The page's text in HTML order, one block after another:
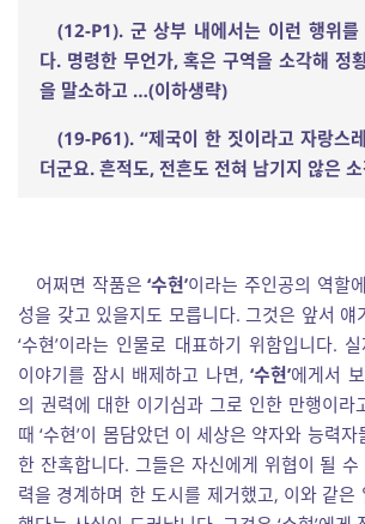
(12-P1). 군 상부 내에서는 이런 행위를
다. 명령한 무언가,혹은 구역을 소각해 정
을 말소하고 …(이하생략)
(19-P61). “제국이 한 짓이라고 자랑스
더군요. 흔적도, 전흔도 전혀 남기지 않은
어쩌면 작품은 ‘수현’이라는 주인공의 역할
성을 갖고 있을지도 모릅니다. 그것은 앞서 얘
‘수현’이라는 인물로 대표하기 위함입니다.
이야기를 잠시 배제하고 나면, ‘수현’에게서
의 권력에 대한 이기심과 그로 인한 만행이라
때 ‘수현’이 몸담았던 이 세상은 약자와 능력
한 잔혹합니다. 그들은 자신에게 위협이 될 수
력을 경계하며 한 도시를 제거했고, 이와 같은